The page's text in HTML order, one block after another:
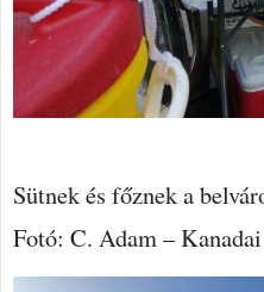
Sütnek és főznek a
Fotó: C. Adam –